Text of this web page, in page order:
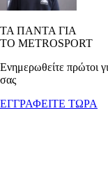
ΤΑ ΠΑΝΤΑ ΓΙΑ
ΤΟ METROSPORT
Ενημερωθείτε πρώτοι
σας
ΕΓΓΡΑΦΕΙΤΕ ΤΩΡΑ